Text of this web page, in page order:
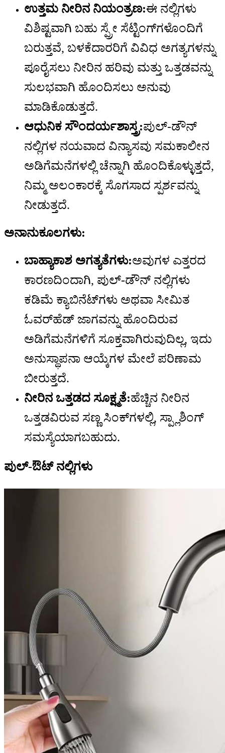
ಉತ್ತಮ ನೀರಿನ ನಿಯಂತ್ರಣ:ಈ ನಲ್ಲಿಗಳು
ವಿಶಿಷ್ಟವಾಗಿ ಬಹು ಸ್ಪ್ರೇ ಸೆಟ್ಟಿಂಗ್‌ಗಳೊಂದಿಗೆ
ಬರುತ್ತವೆ, ಬಳಕೆದಾರರಿಗೆ ವಿವಿಧ ಅಗತ್ಯಗಳನ್ನು
ಪೂರೈಸಲು ನೀರಿನ ಹರಿವು ಮತ್ತು ಒತ್ತಡವನ್ನು
ಸುಲಭವಾಗಿ ಹೊಂದಿಸಲು ಅನುವು
ಮಾಡಿಕೊಡುತ್ತದೆ.
ಆಧುನಿಕ ಸೌಂದರ್ಯಶಾಸ್ತ್ರ:ಪುಲ್-ಡೌನ್
ನಲ್ಲಿಗಳ ನಯವಾದ ವಿನ್ಯಾಸವು ಸಮಕಾಲೀನ
ಅಡಿಗೆಮನೆಗಳಲ್ಲಿ ಚೆನ್ನಾಗಿ ಹೊಂದಿಕೊಳ್ಳುತ್ತದೆ,
ನಿಮ್ಮ ಅಲಂಕಾರಕ್ಕೆ ಸೊಗಸಾದ ಸ್ಪರ್ಶವನ್ನು
ನೀಡುತ್ತದೆ.
ಅನಾನುಕೂಲಗಳು:
ಬಾಹ್ಯಾಕಾಶ ಅಗತ್ಯತೆಗಳು:ಅವುಗಳ ಎತ್ತರದ
ಕಾರಣದಿಂದಾಗಿ, ಪುಲ್-ಡೌನ್ ನಲ್ಲಿಗಳು
ಕಡಿಮೆ ಕ್ಯಾಬಿನೆಟ್‌ಗಳು ಅಥವಾ ಸೀಮಿತ
ಓವರ್‌ಹೆಡ್ ಜಾಗವನ್ನು ಹೊಂದಿರುವ
ಅಡಿಗೆಮನೆಗಳಿಗೆ ಸೂಕ್ತವಾಗಿರುವುದಿಲ್ಲ, ಇದು
ಅನುಸ್ಥಾಪನಾ ಆಯ್ಕೆಗಳ ಮೇಲೆ ಪರಿಣಾಮ
ಬೀರುತ್ತದೆ.
ನೀರಿನ ಒತ್ತಡದ ಸೂಕ್ಷ್ಮತೆ:ಹೆಚ್ಚಿನ ನೀರಿನ
ಒತ್ತಡವಿರುವ ಸಣ್ಣ ಸಿಂಕ್‌ಗಳಲ್ಲಿ, ಸ್ಪ್ಲಾಶಿಂಗ್
ಸಮಸ್ಯೆಯಾಗಬಹುದು.
ಪುಲ್-ಔಟ್ ನಲ್ಲಿಗಳು